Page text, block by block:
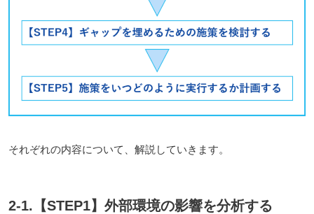
それぞれの内容について、解説していきます。
2-1.【STEP1】外部環境の影響を分析する